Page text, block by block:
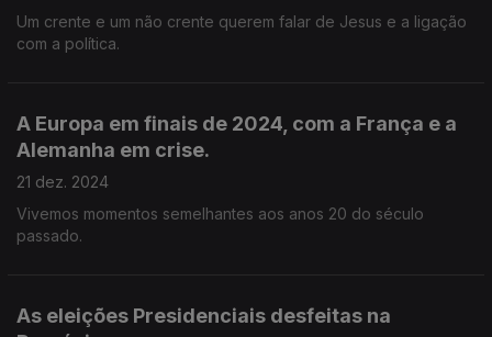
Um crente e um não crente querem falar de Jesus e a ligação
com a política.
A Europa em finais de 2024, com a França e a
Alemanha em crise.
21 dez. 2024
Vivemos momentos semelhantes aos anos 20 do século
passado.
As eleições Presidenciais desfeitas na